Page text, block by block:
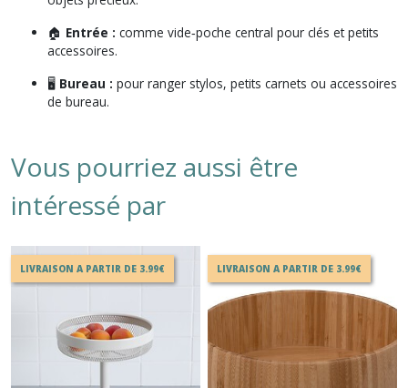
🏠 Entrée : comme vide‑poche central pour clés et petits
accessoires.
🖥️ Bureau : pour ranger stylos, petits carnets ou accessoires
de bureau.
Vous pourriez aussi être
intéressé par
LIVRAISON A PARTIR DE 3.99€ LIVRAISON A PARTIR DE 3.99€